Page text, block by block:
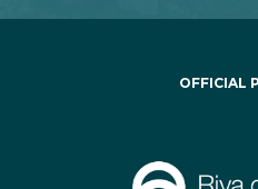
OFFICIAL